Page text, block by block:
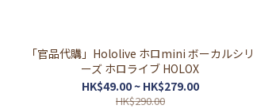
「官品代購」Hololive ホロmini ボーカルシリ
ーズ ホロライブ HOLOX
HK$49.00 ~ HK$279.00
HK$290.00